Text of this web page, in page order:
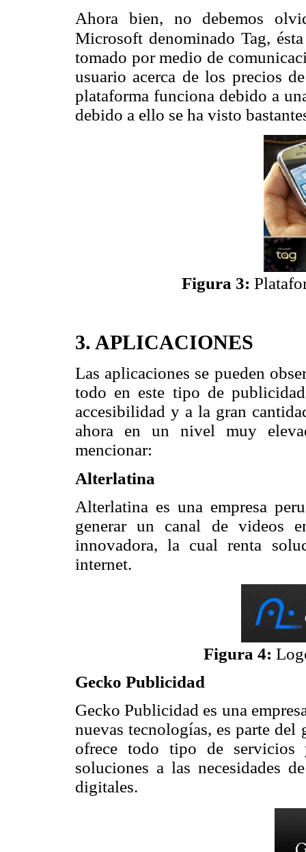
Ahora bien, no debemos
Microsoft denominado Tag,
tomado por medio de
usuario acerca de los precios
plataforma funciona debido a
debido a ello se ha visto
Figura 3:
3. APLICACIONES
Las aplicaciones se pueden
todo en este tipo de
accesibilidad y a la gran
ahora en un nivel muy
mencionar:
Alterlatina
Alterlatina es una empresa
generar un canal de videos
innovadora, la cual renta
internet.
Figura 4:
Gecko Publicidad
Gecko Publicidad es una
nuevas tecnologías, es parte del
ofrece todo tipo de servicios
soluciones a las necesidades
digitales.